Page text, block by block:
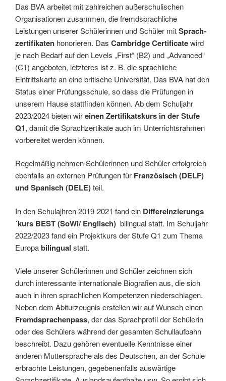
Das BVA arbeitet mit zahlreichen außerschulischen
Organisationen zusammen, die fremdsprachliche
Leistungen unserer Schülerinnen und Schüler mitSprach­
zertifikaten honorieren. Das Cambridge Certificatewird
je nach Bedarf auf den Levels „First“ (B2) und „Advanced“
(C1) angeboten, letzteres ist z. B. die sprach­liche
Eintrittskarte an eine britische Universität. Das BVA hat den
Status einer Prüfungsschule, so dass die Prüfungen in
unserem Hause stattfinden können. Ab dem Schuljahr
2023/2024 bieten wireinen Zertifikatskurs in der Stufe
Q1, damit die Sprachzertikate auch im Unterrichtsrahmen
vorbereitet werden können.
Regelmäßig nehmen Schülerinnen und Schüler erfolgreich
ebenfalls an externen Prüfungen für Französisch (DELF)
und Spanisch (DELE)teil.
In den Schulajhren 2019-2021 fand ein Differeinzierungs
´kurs BEST (SoWi/ Englisch) bilingual statt. Im Schuljahr
2022/2023 fand ein Projektkurs der Stufe Q1 zum Thema
Europabilingual statt.
Viele unserer Schülerinnen und Schüler zeichnen sich
durch interessante interna­tionale Biografien aus, die sich
auch in ihren sprachlichen Kompetenzen nieder­schlagen.
Neben dem Abiturzeugnis erstellen wir auf Wunsch einen
Fremdspra­chenpass, der das Sprachprofil der Schülerin
oder des Schülers während der gesamten Schullaufbahn
beschreibt. Dazu gehören eventuelle Kenntnisse einer
anderen Muttersprache als des Deutschen, an der Schule
erbrachte Leistungen, gegebenenfalls auswärtige